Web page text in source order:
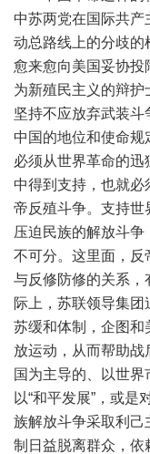
中苏两党在国际共产
动总路线上的分歧的
愈来愈向美国妥协投
为新殖民主义的辩护
坚持不应放弃武装斗
中国的地位和使命规
必须从世界革命的迅
中得到支持，也就必
帝反殖斗争。支持世
压迫民族的解放斗
不可分。这里面，反
与反修防修的关系，
际上，苏联领导集团
苏缓和体制，企图和
放运动，从而帮助战
国为主导的、以世
以“和平发展”，或是
族解放斗争采取利己
制日益脱离群众，依